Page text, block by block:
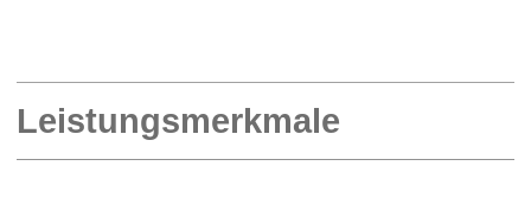
Leistungsmerkmale